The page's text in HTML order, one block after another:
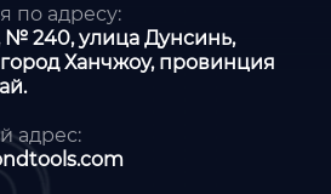
по адресу:
№ 240, улица Дунсинь,
Ханчжоу, провинция
адрес: